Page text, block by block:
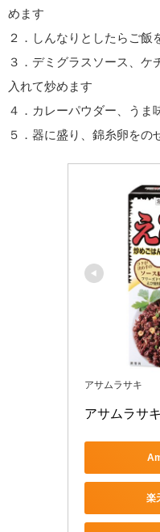
めます
２．しんなりとしたらご飯
３．デミグラスソース、ケ
入れて炒めます
４．カレーパウダー、うま
５．器に盛り、錦糸卵をの
アサムラサキ
アサムラサ
楽